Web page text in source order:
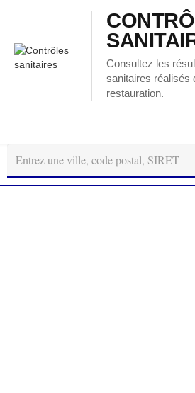
Consultez les
sanitaires réalisés
restauration.
Autour
de
moi
Régions